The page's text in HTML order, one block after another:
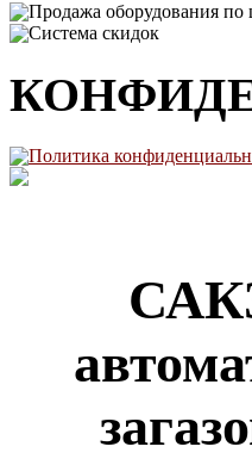
Продажа оборудования по
Система скидок
Политика